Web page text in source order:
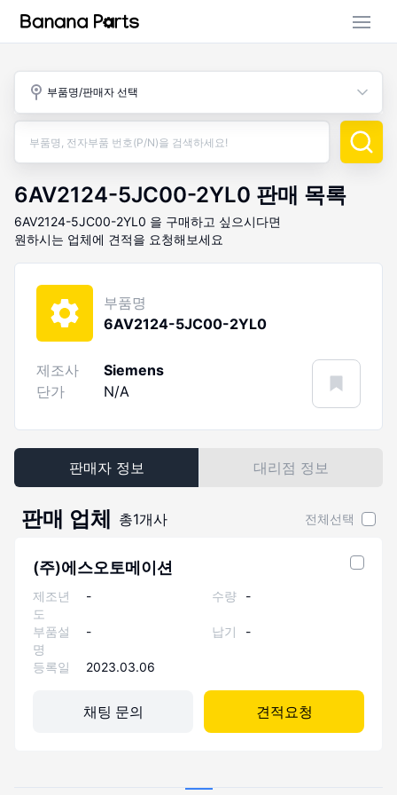
부품명/판매자 선택
6AV2124-5JC00-2YL0 판매 목록
6AV2124-5JC00-2YL0 을 구매하고 싶으시다면
원하시는 업체에 견적을 요청해보세요
부품명
6AV2124-5JC00-2YL0
제조사
Siemens
단가
N/A
판매자 정보 대리점 정보
판매 업체 총1개사 전체선택
(주)에스오토메이션
제조년
도
- 수량 -
부품설
명
- 납기 -
등록일 2023.03.06
채팅 문의 견적요청